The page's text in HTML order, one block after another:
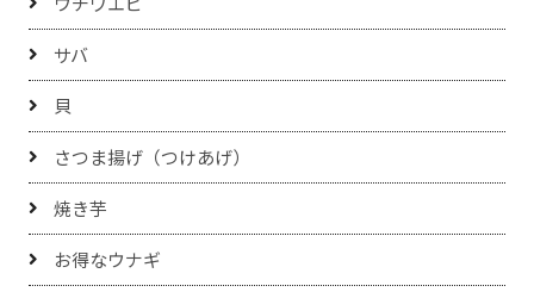
サバ
貝
さつま揚げ（つけあげ）
焼き芋
お得なウナギ